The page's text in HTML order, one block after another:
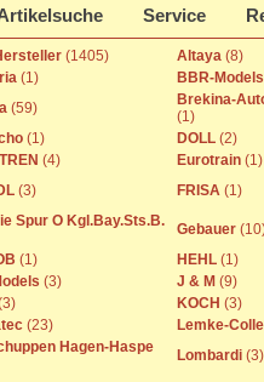
Service
(1405) Altaya (8)
(1)
BBR-
(59)
Brekina-
(1)
(1) DOLL (2)
(4) Eurotrain (1)
(3) FRISA (1)
Spur O Kgl.Bay.Sts.B.
Gebauer
(1) HEHL (1)
(3) J & M (9)
KOCH (3)
(23)
Lemke-
Hagen-Haspe
Lombardi (3)